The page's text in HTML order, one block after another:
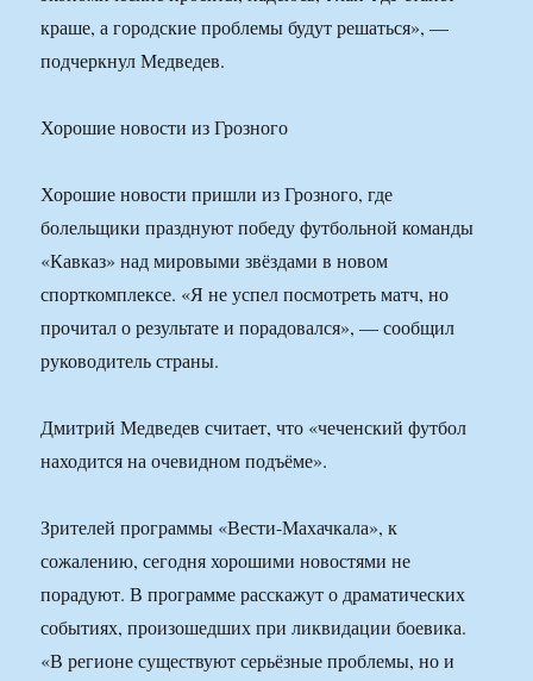
краше, а городские проблемы будут решаться», —
подчеркнул Медведев.
Хорошие новости из Грозного
Хорошие новости пришли из Грозного, где
болельщики празднуют победу футбольной команды
«Кавказ» над мировыми звёздами в новом
спорткомплексе. «Я не успел посмотреть матч, но
прочитал о результате и порадовался», — сообщил
руководитель страны.
Дмитрий Медведев считает, что «чеченский футбол
находится на очевидном подъёме».
Зрителей программы «Вести-Махачкала», к
сожалению, сегодня хорошими новостями не
порадуют. В программе расскажут о драматических
событиях, произошедших при ликвидации боевика.
«В регионе существуют серьёзные проблемы, но и